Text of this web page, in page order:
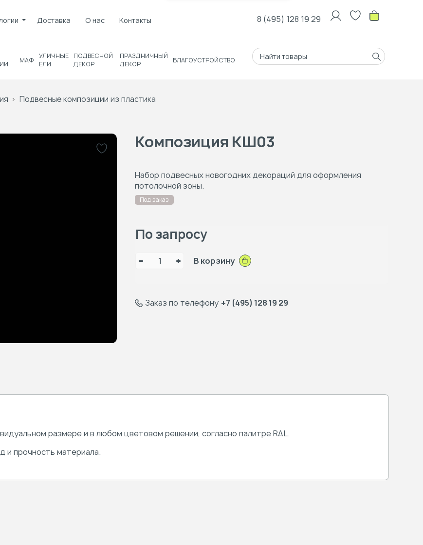
Доставка О нас Контакты 8 (495) 128 19 29
МАФ
УЛИЧНЫЕ
ЕЛИ
ПОДВЕСНОЙ
ДЕКОР
ПРАЗДНИЧНЫЙ
ДЕКОР
БЛАГОУСТРОЙСТВО
Подвесные композиции из пластика
Композиция КШ03
Набор подвесных новогодних декораций для оформления
потолочной зоны.
Под заказ
По запросу
В корзину
Заказ по телефону +7 (495) 128 19 29
размере и в любом цветовом решении, согласно палитре RAL.
и прочность материала.